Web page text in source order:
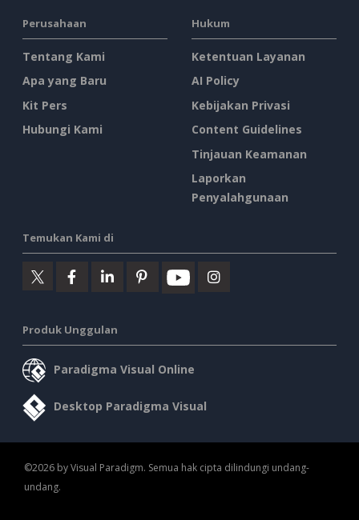
Perusahaan
Tentang Kami
Apa yang Baru
Kit Pers
Hubungi Kami
Hukum
Ketentuan Layanan
AI Policy
Kebijakan Privasi
Content Guidelines
Tinjauan Keamanan
Laporkan
Penyalahgunaan
Temukan Kami di
Produk Unggulan
Paradigma Visual Online
Desktop Paradigma Visual
©2026 by Visual Paradigm. Semua hak cipta dilindungi undang-
undang.